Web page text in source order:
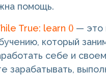
помощь.
True: learn () — это
который
себе и
зарабатывать,